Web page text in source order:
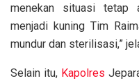
menekan situasi tetap
menjadi kuning Tim
mundur dan sterilisasi,”
Selain itu, Kapolres